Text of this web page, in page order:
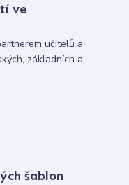
ve
učitelů a
základních a
šablon